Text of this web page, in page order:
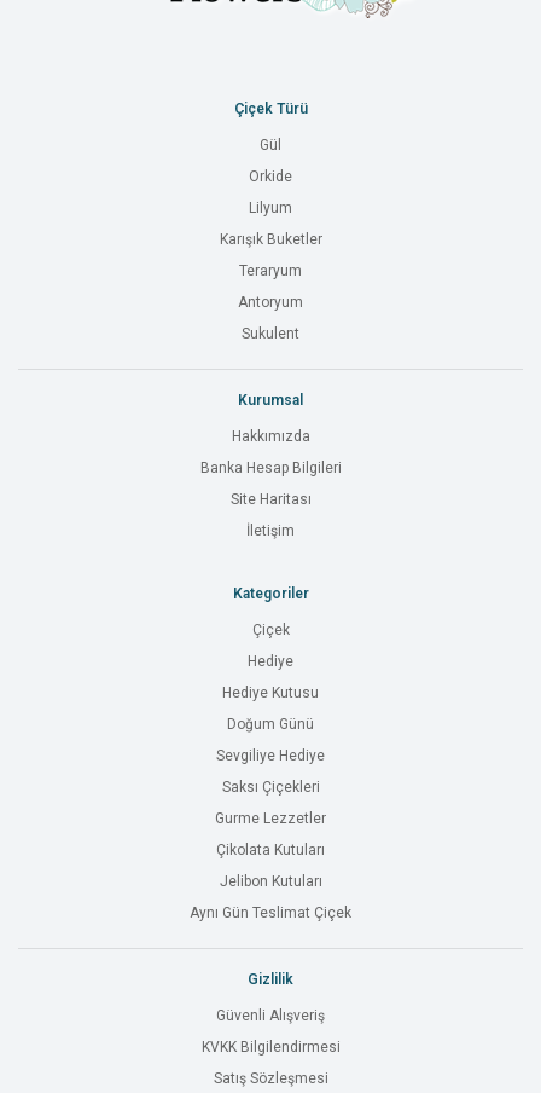
Çiçek Türü
Gül
Orkide
Lilyum
Karışık Buketler
Teraryum
Antoryum
Sukulent
Kurumsal
Hakkımızda
Banka Hesap Bilgileri
Site Haritası
İletişim
Kategoriler
Çiçek
Hediye
Hediye Kutusu
Doğum Günü
Sevgiliye Hediye
Saksı Çiçekleri
Gurme Lezzetler
Çikolata Kutuları
Jelibon Kutuları
Aynı Gün Teslimat Çiçek
Gizlilik
Güvenli Alışveriş
KVKK Bilgilendirmesi
Satış Sözleşmesi